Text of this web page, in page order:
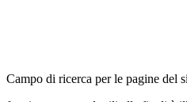
Campo di ricerca per le pagine del